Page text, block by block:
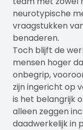
neurotypische
vraagstukken
benaderen.
Toch blijft de
mensen hoger
onbegrip,
zijn ingericht op
is het belangrijk
alleen zeggen
daadwerkelijk in